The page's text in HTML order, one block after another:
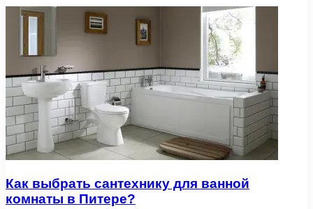
Как выбрать сантехнику для ванной
комнаты в Питере?